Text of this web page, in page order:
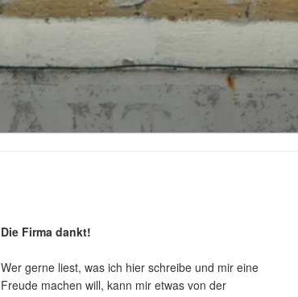
Die Firma dankt!
Wer gerne liest, was ich hier schreibe und mir eine
Freude machen will, kann mir etwas von der